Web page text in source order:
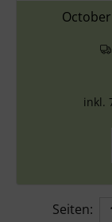
inkl.
Seiten: